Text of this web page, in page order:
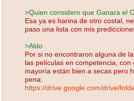
>Quien considero que Ganara el
Esa ya es harina de otro costal,
paso una lista con mis
>Aldo
Por si no encontraron alguna de
las películas en competencia,
mayoría están bien a secas pero
pena:
https://drive.google.com/drive/